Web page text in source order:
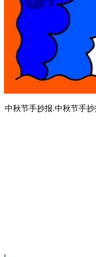
中秋节手抄报.中秋节手